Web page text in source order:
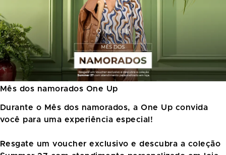
Mês dos namorados One Up
Durante o Mês dos namorados, a One Up convida
você para uma experiência especial!
Resgate um voucher exclusivo e descubra a coleção